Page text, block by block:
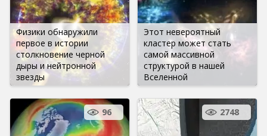
Физики обнаружили
первое в истории
столкновение черной
дыры и нейтронной
звезды
Этот невероятный
кластер может стать
самой массивной
структурой в нашей
Вселенной
96 2748